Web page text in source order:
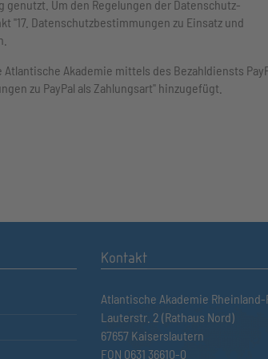
Um den Regelungen der Datenschutz-
"17. Datenschutzbestimmungen zu Einsatz und
Akademie mittels des Bezahldiensts
zu PayPal als Zahlungsart" hinzugefügt.
Kontakt
Atlantische Akademie Rheinland-
Lauterstr. 2 (Rathaus Nord)
67657 Kaiserslautern
FON 0631 36610-0